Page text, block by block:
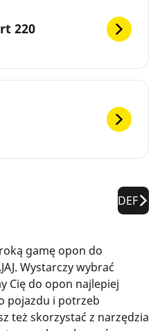
220
DEF
gamę opon do
Wystarczy wybrać
Cię do opon najlepiej
pojazdu i potrzeb
też skorzystać z narzędzia